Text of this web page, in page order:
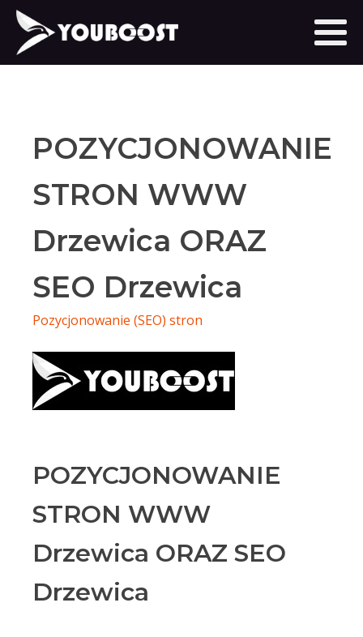
POZYCJONOWANIE
STRON WWW
Drzewica ORAZ
SEO Drzewica
Pozycjonowanie (SEO) stron
POZYCJONOWANIE
STRON WWW
Drzewica ORAZ SEO
Drzewica